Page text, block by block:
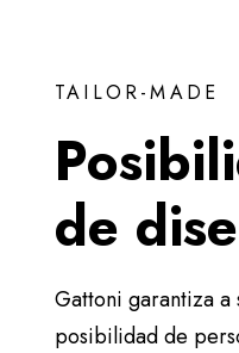
TAILOR-MADE
de
Gattoni garantiza a
posibilidad de